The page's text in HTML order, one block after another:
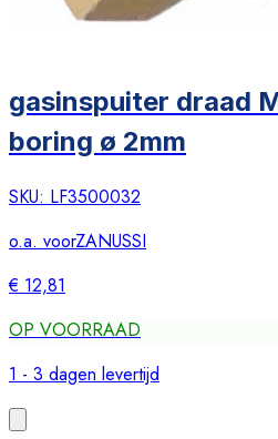
gasinspuiter draad
boring ø 2mm
SKU: LF3500032
o.a. voorZANUSSI
€ 12,81
OP VOORRAAD
1 - 3 dagen levertijd